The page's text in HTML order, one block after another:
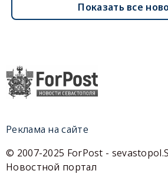
Показать все
Реклама на сайте
© 2007-2025 ForPost -
Новостной портал